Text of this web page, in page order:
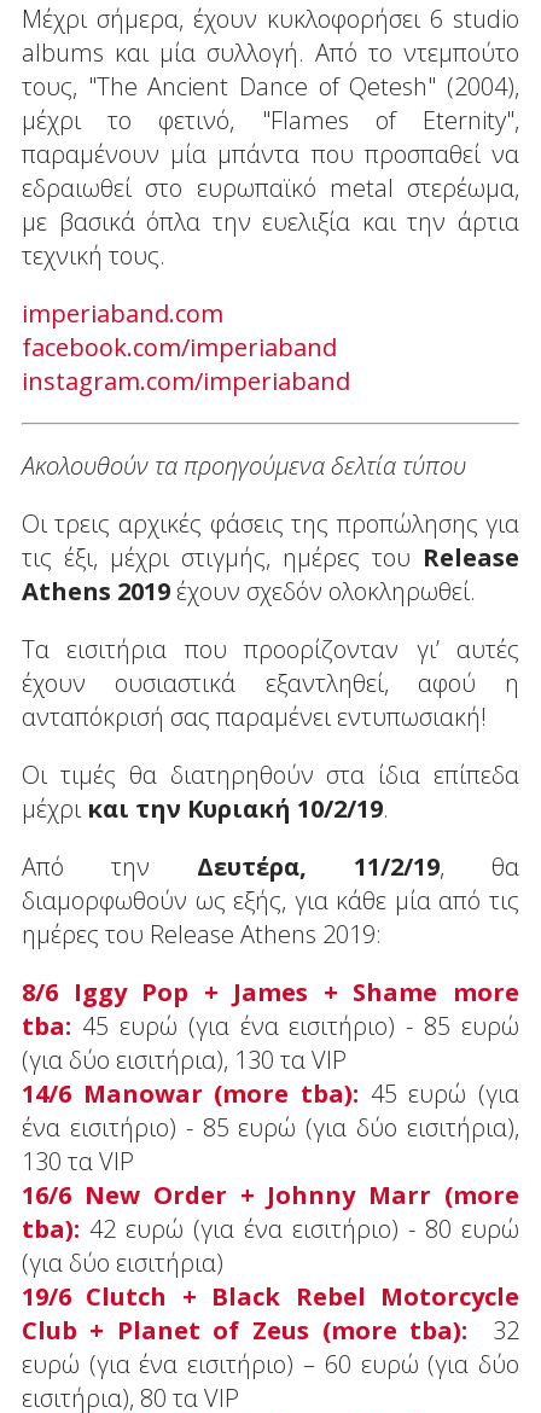
Μέχρι σήμερα, έχουν κυκλοφορήσει 6 studio
albums και μία συλλογή. Από το ντεμπούτο
τους, "The Ancient Dance of Qetesh" (2004),
μέχρι το φετινό, "Flames of Eternity",
παραμένουν μία μπάντα που προσπαθεί να
εδραιωθεί στο ευρωπαϊκό metal στερέωμα,
με βασικά όπλα την ευελιξία και την άρτια
τεχνική τους.
imperiaband.com
facebook.com/imperiaband
instagram.com/imperiaband
Ακολουθούν τα προηγούμενα δελτία τύπου
Οι τρεις αρχικές φάσεις της προπώλησης για
τις έξι, μέχρι στιγμής, ημέρες του Release
Athens 2019έχουν σχεδόν ολοκληρωθεί.
Τα εισιτήρια που προορίζονταν γι’ αυτές
έχουν ουσιαστικά εξαντληθεί, αφού η
ανταπόκρισή σας παραμένει εντυπωσιακή!
Οι τιμές θα διατηρηθούν στα ίδια επίπεδα
μέχρι και την Κυριακή 10/2/19.
Από την Δευτέρα, 11/2/19, θα
διαμορφωθούν ως εξής, για κάθε μία από τις
ημέρες του Release Athens 2019:
8/6 Iggy Pop + James + Shame more
tba: 45 ευρώ (για ένα εισιτήριο) - 85 ευρώ
(για δύο εισιτήρια), 130 τα VIP
14/6 Manowar (more tba): 45 ευρώ (για
ένα εισιτήριο) - 85 ευρώ (για δύο εισιτήρια),
130 τα VIP
16/6 New Order + Johnny Marr (more
tba): 42 ευρώ (για ένα εισιτήριο) - 80 ευρώ
(για δύο εισιτήρια)
19/6 Clutch + Black Rebel Motorcycle
Club + Planet of Zeus (more tba): 32
ευρώ (για ένα εισιτήριο) – 60 ευρώ (για δύο
εισιτήρια), 80 τα VIP